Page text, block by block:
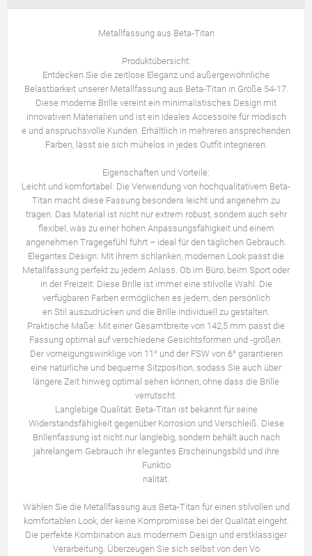
Metallfassung aus Beta-Titan
Produktübersicht:
Entdecken Sie die zeitlose Eleganz und außergewöhnliche
Belastbarkeit unserer Metallfassung aus Beta-Titan in Größe 54-17.
Diese moderne Brille vereint ein minimalistisches Design mit
innovativen Materialien und ist ein ideales Accessoire für modisch
e und anspruchsvolle Kunden. Erhältlich in mehreren ansprechenden
Farben, lässt sie sich mühelos in jedes Outfit integrieren.
Eigenschaften und Vorteile:
Leicht und komfortabel: Die Verwendung von hochqualitativem Beta-
Titan macht diese Fassung besonders leicht und angenehm zu
tragen. Das Material ist nicht nur extrem robust, sondern auch sehr
flexibel, was zu einer hohen Anpassungsfähigkeit und einem
angenehmen Tragegefühl führt – ideal für den täglichen Gebrauch.
Elegantes Design: Mit ihrem schlanken, modernen Look passt die
Metallfassung perfekt zu jedem Anlass. Ob im Büro, beim Sport oder
in der Freizeit: Diese Brille ist immer eine stilvolle Wahl. Die
verfügbaren Farben ermöglichen es jedem, den persönlich
en Stil auszudrücken und die Brille individuell zu gestalten.
Praktische Maße: Mit einer Gesamtbreite von 142,5 mm passt die
Fassung optimal auf verschiedene Gesichtsformen und -größen.
Der vorneigungswinklige von 11° und der FSW von 6° garantieren
eine natürliche und bequeme Sitzposition, sodass Sie auch über
längere Zeit hinweg optimal sehen können, ohne dass die Brille
verrutscht.
Langlebige Qualität: Beta-Titan ist bekannt für seine
Widerstandsfähigkeit gegenüber Korrosion und Verschleiß. Diese
Brillenfassung ist nicht nur langlebig, sondern behält auch nach
jahrelangem Gebrauch ihr elegantes Erscheinungsbild und ihre
Funktio
nalität.
Wählen Sie die Metallfassung aus Beta-Titan für einen stilvollen und
komfortablen Look, der keine Kompromisse bei der Qualität eingeht.
Die perfekte Kombination aus modernem Design und erstklassiger
Verarbeitung. Überzeugen Sie sich selbst von den Vo